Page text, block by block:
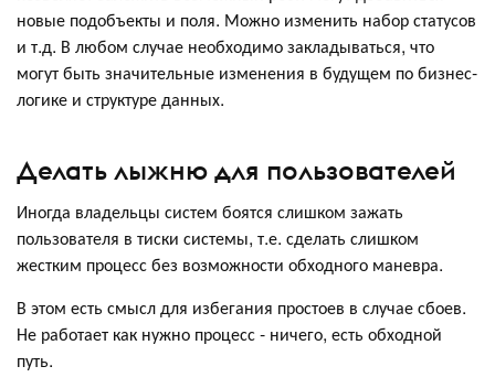
новые подобъекты и поля. Можно изменить набор статусов
и т.д. В любом случае необходимо закладываться, что
могут быть значительные изменения в будущем по бизнес-
логике и структуре данных.
Делать лыжню для пользователей
Иногда владельцы систем боятся слишком зажать
пользователя в тиски системы, т.е. сделать слишком
жестким процесс без возможности обходного маневра.
В этом есть смысл для избегания простоев в случае сбоев.
Не работает как нужно процесс - ничего, есть обходной
путь.